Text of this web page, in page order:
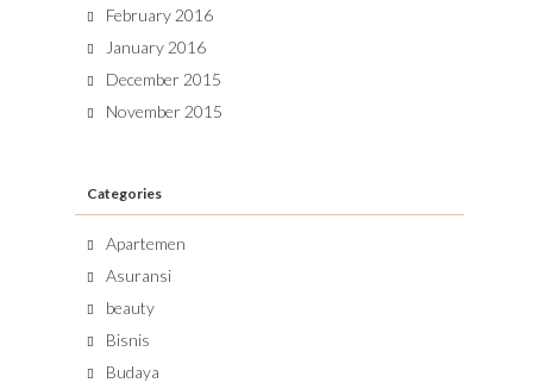
February 2016
January 2016
December 2015
November 2015
Categories
Apartemen
Asuransi
beauty
Bisnis
Budaya